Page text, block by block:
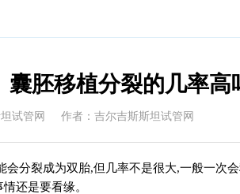
胚移植分裂的几率高
试管网 作者：吉尔吉斯斯坦试管网
分裂成为双胎,但几率不是很大,一般一次
还是要看缘。